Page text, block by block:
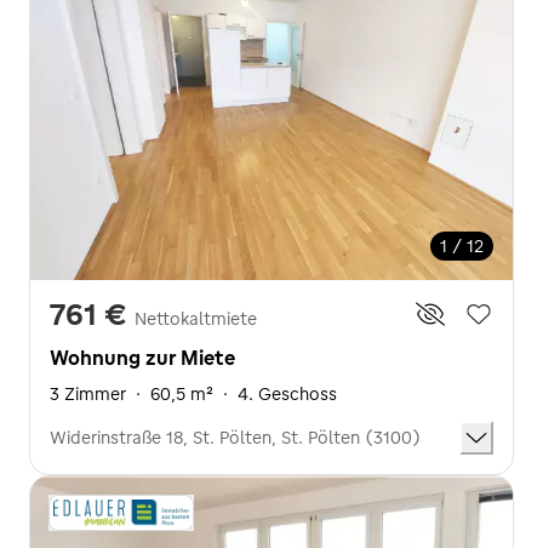
1 / 12
761 € Nettokaltmiete
Wohnung zur Miete
3 Zimmer · 60,5 m² · 4. Geschoss
Widerinstraße 18, St. Pölten, St. Pölten (3100)